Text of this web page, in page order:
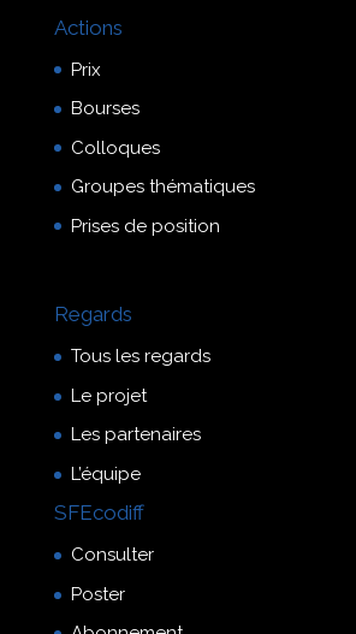
Actions
Prix
Bourses
Colloques
Groupes thématiques
Prises de position
Regards
Tous les regards
Le projet
Les partenaires
L’équipe
SFEcodiff
Consulter
Poster